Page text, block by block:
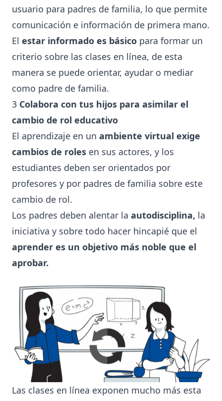
usuario para padres de familia, lo que permite
comunicación e información de primera mano.
El estar informado es básico para formar un
criterio sobre las clases en línea, de esta
manera se puede orientar, ayudar o mediar
como padre de familia.
3 Colabora con tus hijos para asimilar el
cambio de rol educativo
El aprendizaje en un ambiente virtual exige
cambios de roles en sus actores, y los
estudiantes deben ser orientados por
profesores y por padres de familia sobre este
cambio de rol.
Los padres deben alentar la autodisciplina, la
iniciativa y sobre todo hacer hincapié que el
aprender es un objetivo más noble que el
aprobar.
Las clases en línea exponen mucho más esta